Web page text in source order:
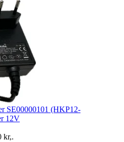
SE00000101 (HKP12-
12V
kr,.